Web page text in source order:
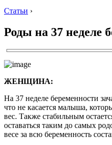
Статьи ›
Роды на 37 неделе
ЖЕНЩИНА:
На 37 неделе беременности
что не касается малыша,
вес. Также стабильным
оставаться таким до самых
весе за всю беременность